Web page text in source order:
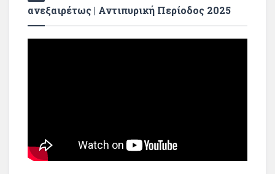
ανεξαιρέτως | Αντιπυρική Περίοδος 2025